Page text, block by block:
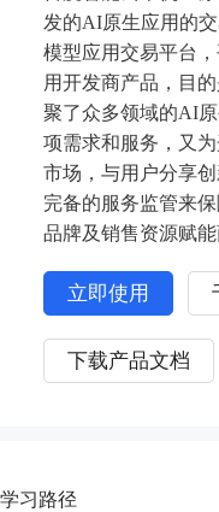
发的AI原生应用的
模型应用交易平台
用开发商产品，目
聚了众多领域的AI
项需求和服务，又
市场，与用户分享
完备的服务监管来
品牌及销售资源赋能
立即使用
下载产品文档
学习路径